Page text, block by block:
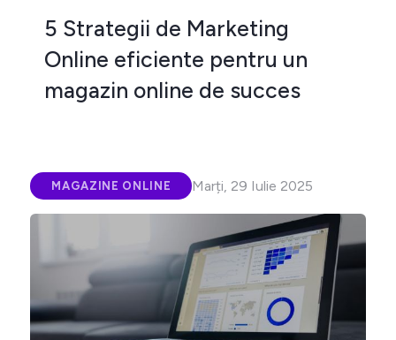
5 Strategii de Marketing
Online eficiente pentru un
magazin online de succes
MAGAZINE ONLINE Marți, 29 Iulie 2025